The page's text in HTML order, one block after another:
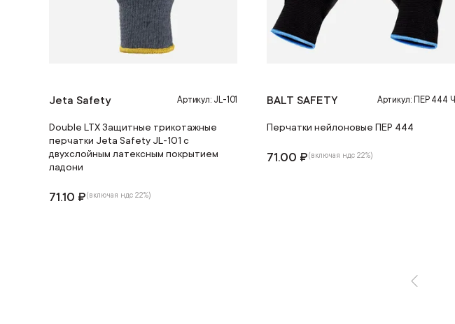
Jeta Safety Артикул: JL-101
Double LTX Защитные трикотажные
перчатки Jeta Safety JL-101 с
двухслойным латексным покрытием
ладони
71.10 ₽(включая ндс 22%)
BALT SAFETY Артикул: ПЕР 444 Ч
Перчатки нейлоновые ПЕР 444
71.00 ₽(включая ндс 22%)